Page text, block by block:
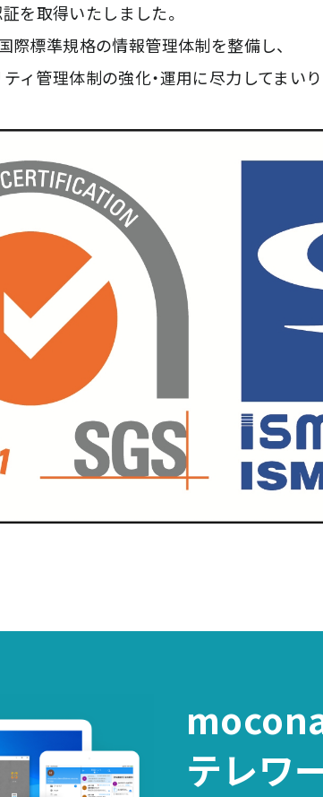
証を取得いたしました。
際標準規格の情報管理体制を整備し、
ィ管理体制の強化・運用に尽力してまいり
テレワ